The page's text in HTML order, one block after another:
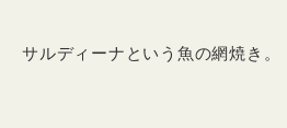
サルディーナという魚の網焼き。